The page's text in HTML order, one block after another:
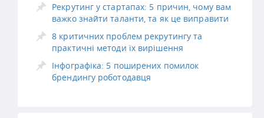
Рекрутинг у стартапах: 5 причин, чому вам
важко знайти таланти, та як це виправити
8 критичних проблем рекрутингу та
практичні методи їх вирішення
Інфографіка: 5 поширених помилок
брендингу роботодавця